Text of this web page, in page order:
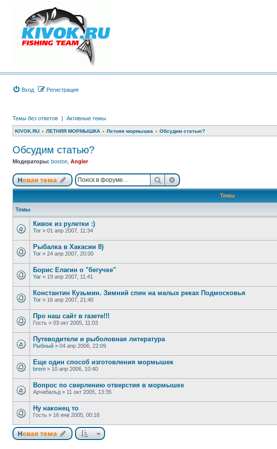
Вход Регистрация
Темы без ответов | Активные темы
KIVOK.RU ЛЕТНЯЯ МОРМЫШКА Летняя мормышка Обсудим статью?
Обсудим статью?
Модераторы: boston Angler
Новая тема ПоискРасширенный поиск
Темы
Темы
Кивок из рулетки :)
Tor » 01 апр 2007, 11:34
Рыбалка в Хакасии 8)
Tor » 24 апр 2007, 20:00
Борис Елагин о "бегучке"
Yar » 19 апр 2007, 11:41
Константин Кузьмин. Зимний спин на малых реках Подмосковья
Tor » 16 апр 2007, 21:40
Про наш сайт в газете!!!
Гость » 03 окт 2005, 11:03
Путеводители и рыболовная литература
Рыбный » 04 апр 2006, 22:09
Еще один способ изготовления мормышек
brem » 10 апр 2006, 10:40
Вопрос по сверлению отверстия в мормышке
Арчибальд » 11 окт 2005, 13:35
Ну наконец то
Гость » 16 янв 2005, 00:18
Новая тема